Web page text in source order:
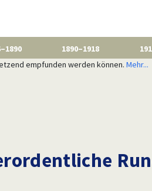
1890–1918
empfunden werden können. Mehr...